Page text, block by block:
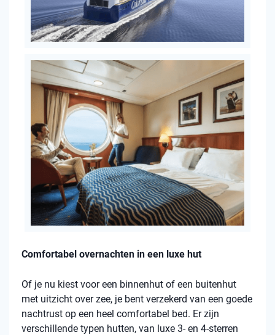
Comfortabel overnachten in een luxe hut
Of je nu kiest voor een binnenhut of een buitenhut
met uitzicht over zee, je bent verzekerd van een goede
nachtrust op een heel comfortabel bed. Er zijn
verschillende typen hutten, van luxe 3- en 4-sterren